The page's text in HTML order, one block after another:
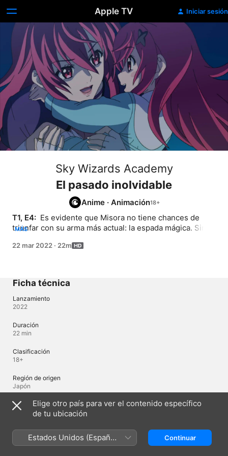
Apple TV Iniciar sesión
Sky Wizards Academy
El pasado inolvidable
Anime · Animación
T1, E4: Es evidente que Misora no tiene chances de
triunfar con su arma más actual: la espada mágica. Sin
según sus talentos. Kanata debe averiguar por qué.
MÁS
22 mar 2022 · 22m
Ficha técnica
Lanzamiento
2022
Duración
22 min
Clasificación
18+
Región de origen
Japón
©2015 Yuu Moroboshi,Mikihiro Amami/PUBLISHED BY KADOKAWA
Fujimishobo/E601 Partners
Idiomas
Elige otro país para ver el contenido específico
de tu ubicación
Estados Unidos (Español
México)
Continuar